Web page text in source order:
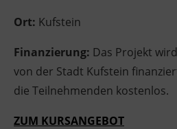
Ort: Kufstein
Finanzierung: Das Projekt
von der Stadt Kufstein
die Teilnehmenden kostenlos.
ZUM KURSANGEBOT